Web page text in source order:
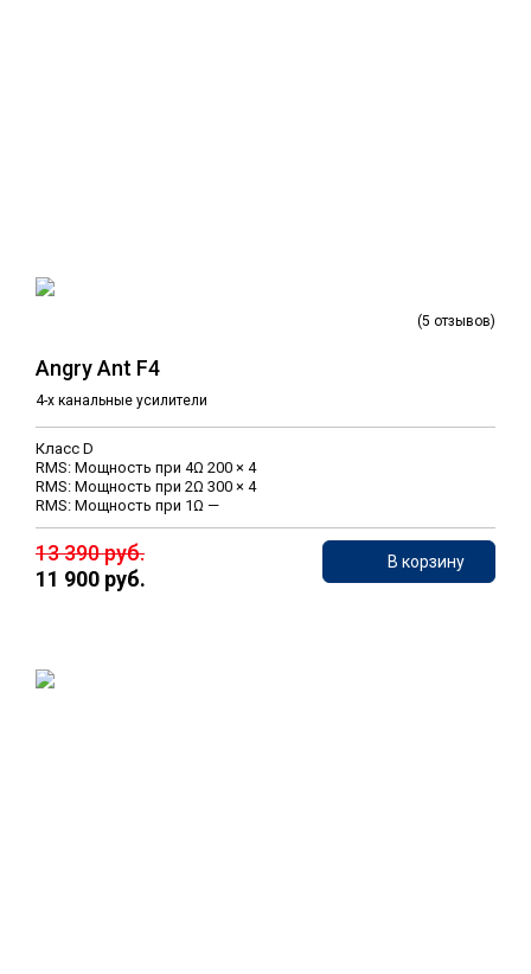
(5 отзывов)
Angry Ant F4
4-х канальные усилители
Класс D
RMS: Мощность при 4Ω 200 × 4
RMS: Мощность при 2Ω 300 × 4
RMS: Мощность при 1Ω —
13 390 руб.
11 900 руб.
В корзину